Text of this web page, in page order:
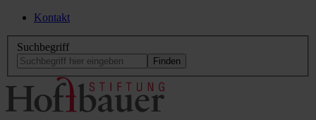
Kontakt
Suchbegriff